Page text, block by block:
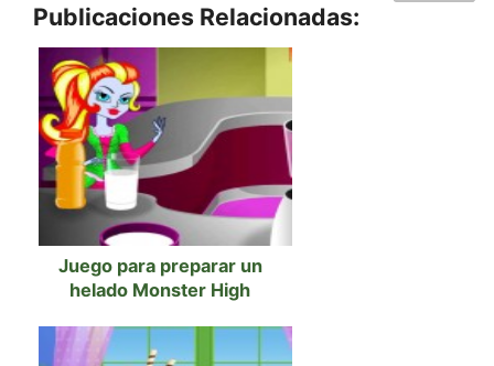
Publicaciones Relacionadas:
Juego para preparar un
helado Monster High